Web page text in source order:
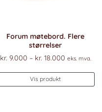
Forum møtebord. Flere
størrelser
kr. 9.000 – kr. 18.000
kr. 18.000
eks. mva.
Vis produkt